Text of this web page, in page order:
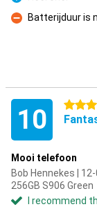
Pro
Con
Batterijduur is
10 5 stars
Mooi telefoon
Bob Hennekes |
256GB S906 Green
I recommend